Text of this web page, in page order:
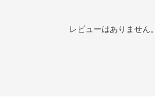
レビューはありません。